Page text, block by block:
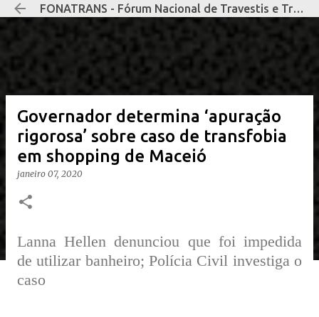
Pular para o conteúdo principal
FONATRANS - Fórum Nacional de Travestis e Transexuais Negras e Negros
Governador determina ‘apuração
rigorosa’ sobre caso de transfobia
em shopping de Maceió
janeiro 07, 2020
Lanna Hellen denunciou que foi impedida
de utilizar banheiro; Polícia Civil investiga o
caso